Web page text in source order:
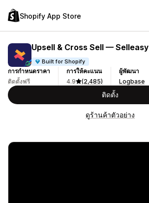
Shopify App Store
Upsell & Cross Sell — Selleasy
Built for Shopify
การกำหนดราคา
ติดตั้งฟรี
การให้คะแนน
4.9
(2,485)
ผู้พัฒนา
Logbase
ติดตั้ง
ดูร้านค้าตัวอย่าง